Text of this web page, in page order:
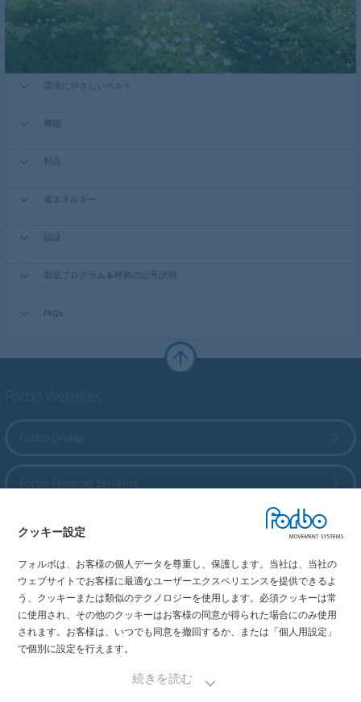
環境にやさしいベルト
機能
利点
省エネルギー
認証
製品プログラム & 呼称の記号説明
FAQs
Forbo Movement Systems
国を選択
お住まいの国を選択してください
クッキー設定
フォルボは、お客様の個人データを尊重し、保護します。当社は、当社の
ウェブサイトでお客様に最適なユーザーエクスペリエンスを提供できるよ
う、クッキーまたは類似のテクノロジーを使用します。必須クッキーは常
に使用され、その他のクッキーはお客様の同意が得られた場合にのみ使用
されます。お客様は、いつでも同意を撤回するか、または「個人用設定」
で個別に設定を行えます。
続きを読む